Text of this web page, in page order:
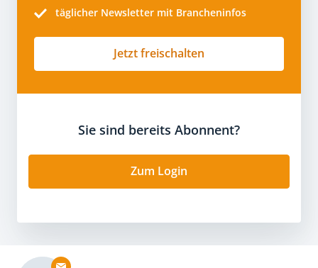
täglicher Newsletter mit Brancheninfos
Jetzt freischalten
Sie sind bereits Abonnent?
Zum Login